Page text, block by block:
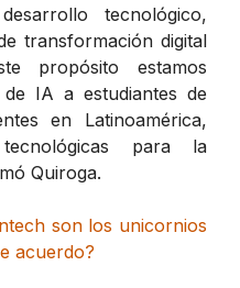
tecnológico,
transformación digital
propósito estamos
IA a estudiantes de
en Latinoamérica,
tecnológicas para la
Quiroga.
son los unicornios
acuerdo?